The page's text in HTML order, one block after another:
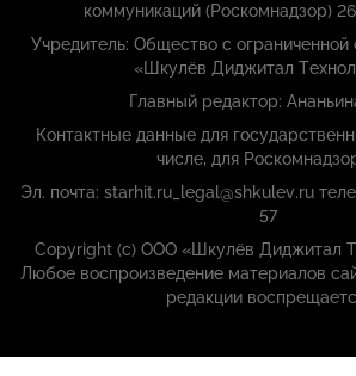
коммуникаций (Роскомнадзор)
Учредитель: Общество с ограниченной
«Шкулёв Диджитал
Главный редактор:
Контактные данные для
числе, для
Эл. почта: starhit.ru_legal@shkulev.ru
57
Copyright (с) ООО «Шкулёв Диджитал
Любое воспроизведение материалов
редакции